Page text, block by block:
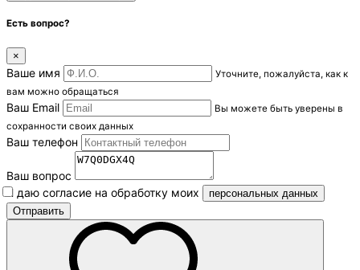
Есть вопрос?
×
Ваше имя
Уточните, пожалуйста, как к
вам можно обращаться
Ваш Email
Вы можете быть уверены в
сохранности своих данных
Ваш телефон
Ваш вопрос
Я даю согласие на обработку моих
персональных данных